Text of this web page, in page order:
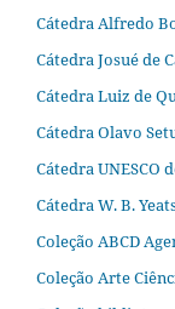
Cátedra Alfredo
Cátedra Josué de
Cátedra Luiz de
Cátedra Olavo
Cátedra UNESCO
Cátedra W. B.
Coleção ABCD
Coleção Arte